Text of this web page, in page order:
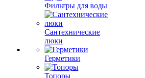
Фильтры для воды
Сантехнические
люки
Герметики
Топоры